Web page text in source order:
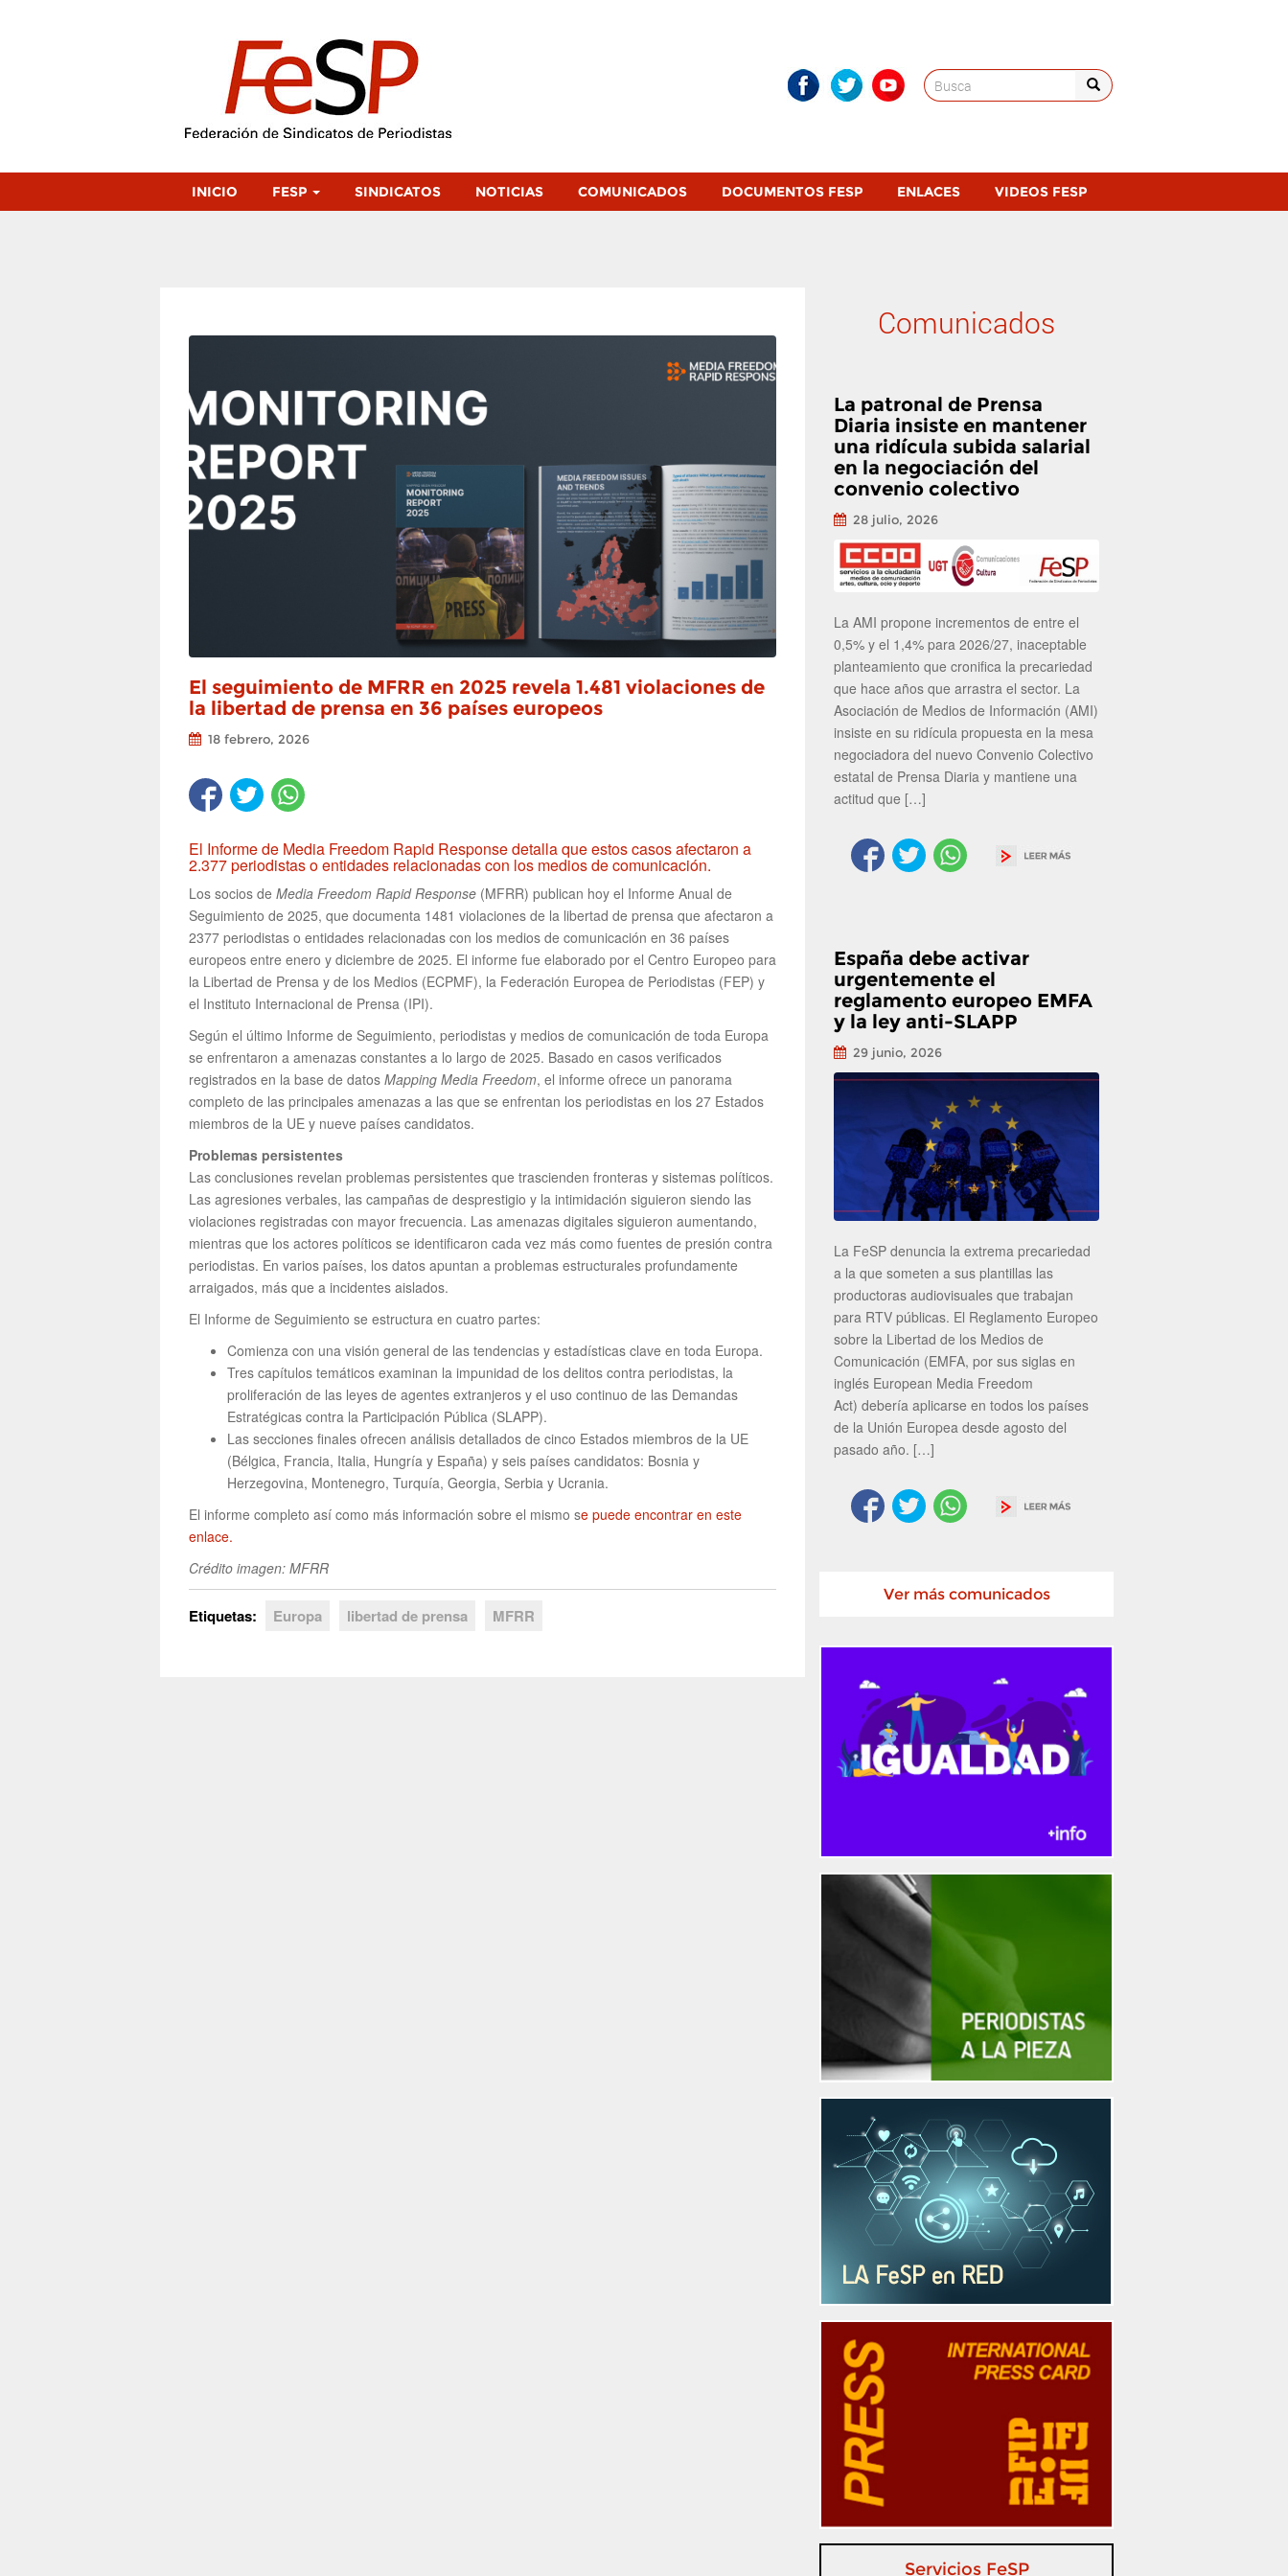
Search
for:
INICIO FESP SINDICATOS NOTICIAS COMUNICADOS DOCUMENTOS FESP ENLACES VIDEOS FESP
El seguimiento de MFRR en 2025 revela 1.481 violaciones de
la libertad de prensa en 36 países europeos
18 febrero, 2026
El Informe de Media Freedom Rapid Response detalla que estos casos afectaron a
2.377 periodistas o entidades relacionadas con los medios de comunicación.
Los socios de Media Freedom Rapid Response (MFRR) publican hoy el Informe Anual de
Seguimiento de 2025, que documenta 1481 violaciones de la libertad de prensa que afectaron a
2377 periodistas o entidades relacionadas con los medios de comunicación en 36 países
europeos entre enero y diciembre de 2025. El informe fue elaborado por el Centro Europeo para
la Libertad de Prensa y de los Medios (ECPMF), la Federación Europea de Periodistas (FEP) y
el Instituto Internacional de Prensa (IPI).
Según el último Informe de Seguimiento, periodistas y medios de comunicación de toda Europa
se enfrentaron a amenazas constantes a lo largo de 2025. Basado en casos verificados
registrados en la base de datos Mapping Media Freedom, el informe ofrece un panorama
completo de las principales amenazas a las que se enfrentan los periodistas en los 27 Estados
miembros de la UE y nueve países candidatos.
Problemas persistentes
Las conclusiones revelan problemas persistentes que trascienden fronteras y sistemas políticos.
Las agresiones verbales, las campañas de desprestigio y la intimidación siguieron siendo las
violaciones registradas con mayor frecuencia. Las amenazas digitales siguieron aumentando,
mientras que los actores políticos se identificaron cada vez más como fuentes de presión contra
periodistas. En varios países, los datos apuntan a problemas estructurales profundamente
arraigados, más que a incidentes aislados.
El Informe de Seguimiento se estructura en cuatro partes:
Comienza con una visión general de las tendencias y estadísticas clave en toda Europa.
Tres capítulos temáticos examinan la impunidad de los delitos contra periodistas, la
proliferación de las leyes de agentes extranjeros y el uso continuo de las Demandas
Estratégicas contra la Participación Pública (SLAPP).
Las secciones finales ofrecen análisis detallados de cinco Estados miembros de la UE
(Bélgica, Francia, Italia, Hungría y España) y seis países candidatos: Bosnia y
Herzegovina, Montenegro, Turquía, Georgia, Serbia y Ucrania.
El informe completo así como más información sobre el mismo se puede encontrar en este
enlace.
Crédito imagen: MFRR
Etiquetas: Europa libertad de prensa MFRR
Comunicados
La patronal de Prensa
Diaria insiste en mantener
una ridícula subida salarial
en la negociación del
convenio colectivo
28 julio, 2026
La AMI propone incrementos de entre el
0,5% y el 1,4% para 2026/27, inaceptable
planteamiento que cronifica la precariedad
que hace años que arrastra el sector. La
Asociación de Medios de Información (AMI)
insiste en su ridícula propuesta en la mesa
negociadora del nuevo Convenio Colectivo
estatal de Prensa Diaria y mantiene una
actitud que […]
España debe activar
urgentemente el
reglamento europeo EMFA
y la ley anti-SLAPP
29 junio, 2026
La FeSP denuncia la extrema precariedad
a la que someten a sus plantillas las
productoras audiovisuales que trabajan
para RTV públicas. El Reglamento Europeo
sobre la Libertad de los Medios de
Comunicación (EMFA, por sus siglas en
inglés European Media Freedom
Act) debería aplicarse en todos los países
de la Unión Europea desde agosto del
pasado año. […]
Ver más comunicados
Servicios FeSP